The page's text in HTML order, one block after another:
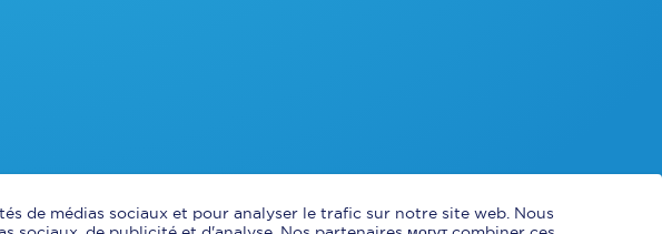
de médias sociaux et pour analyser le trafic sur notre site web. Nous